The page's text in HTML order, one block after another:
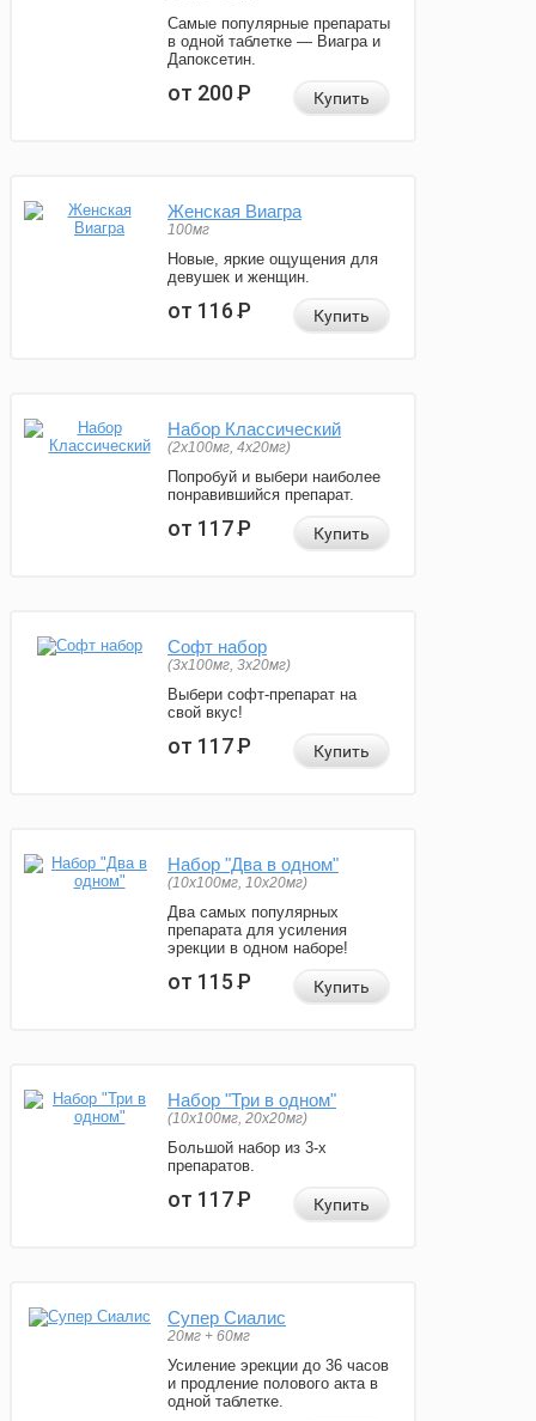
Самые популярные препараты
в одной таблетке — Виагра и
Дапоксетин.
от 200Р Купить
Женская Виагра
100мг
Новые, яркие ощущения для
девушек и женщин.
от 116Р Купить
Набор Классический
(2x100мг, 4x20мг)
Попробуй и выбери наиболее
понравившийся препарат.
от 117Р Купить
Софт набор
(3x100мг, 3x20мг)
Выбери софт-препарат на
свой вкус!
от 117Р Купить
Набор "Два в одном"
(10x100мг, 10x20мг)
Два самых популярных
препарата для усиления
эрекции в одном наборе!
от 115Р Купить
Набор "Три в одном"
(10x100мг, 20x20мг)
Большой набор из 3-х
препаратов.
от 117Р Купить
Супер Сиалис
20мг + 60мг
Усиление эрекции до 36 часов
и продление полового акта в
одной таблетке.